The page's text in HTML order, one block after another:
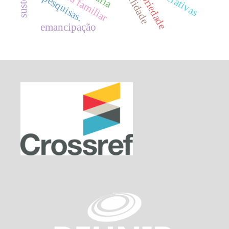
pesquisas.
emancipação